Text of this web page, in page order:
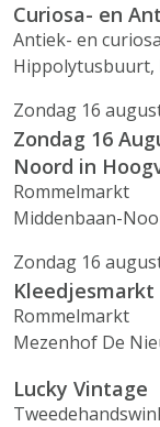
Curiosa- en
Antiek- en
Hippolytusbuurt,
Zondag 16
Zondag 16
Noord in
Rommelmarkt
Middenbaan-
Zondag 16
Kleedjesmarkt
Rommelmarkt
Mezenhof De
Lucky Vintage